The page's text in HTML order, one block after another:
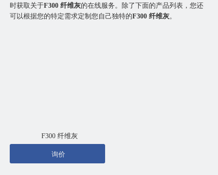
时获取关于F300 纤维灰的在线服务。除了下面的产品列表，您还
可以根据您的特定需求定制您自己独特的F300 纤维灰。
F300 纤维灰
询价